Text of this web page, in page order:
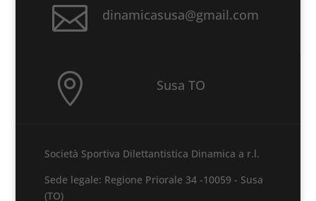
 dinamicasusa@gmail.com
 Susa TO
Società Sportiva Dilettantistica Dinamica a r.l.
Sede legale: Regione Priorale 34 -10059 - Susa
(TO)